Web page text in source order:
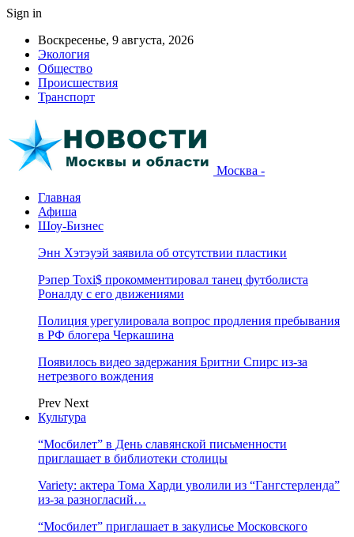
Sign in
Воскресенье, 9 августа, 2026
Экология
Общество
Происшествия
Транспорт
Москва -
Главная
Афиша
Шоу-Бизнес
Энн Хэтэуэй заявила об отсутствии пластики
Рэпер Toxi$ прокомментировал танец футболиста
Роналду с его движениями
Полиция урегулировала вопрос продления пребывания
в РФ блогера Черкашина
Появилось видео задержания Бритни Спирс из-за
нетрезвого вождения
Prev Next
Культура
“Мосбилет” в День славянской письменности
приглашает в библиотеки столицы
Variety: актера Тома Харди уволили из “Гангстерленда”
из-за разногласий…
“Мосбилет” приглашает в закулисье Московского